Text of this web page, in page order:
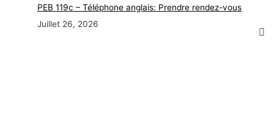
PEB 119c – Téléphone anglais: Prendre rendez-vous
Juillet 26, 2026